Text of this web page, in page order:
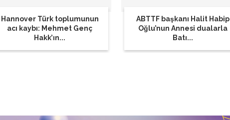
Hannover Türk toplumunun
acı kaybı: Mehmet Genç
Hakk’ın...
ABTTF başkanı Halit Habip
Oğlu’nun Annesi dualarla
Batı...